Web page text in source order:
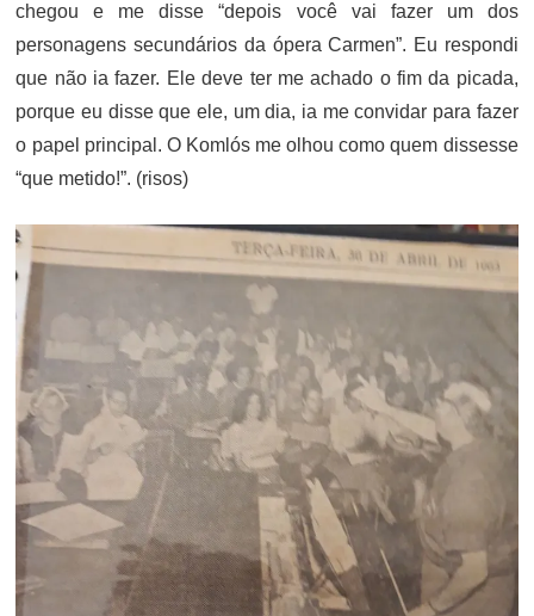
chegou e me disse “depois você vai fazer um dos
personagens secundários da ópera Carmen”. Eu respondi
que não ia fazer. Ele deve ter me achado o fim da picada,
porque eu disse que ele, um dia, ia me convidar para fazer
o papel principal. O Komlós me olhou como quem dissesse
“que metido!”. (risos)